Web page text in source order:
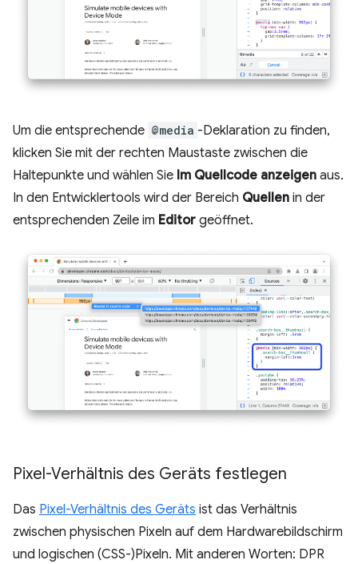
Um die entsprechende @media -Deklaration zu finden,
klicken Sie mit der rechten Maustaste zwischen die
Haltepunkte und wählen Sie Im Quellcode anzeigen aus.
In den Entwicklertools wird der Bereich Quellen in der
entsprechenden Zeile im Editor geöffnet.
Pixel-Verhältnis des Geräts festlegen
Das Pixel-Verhältnis des Geräts ist das Verhältnis
zwischen physischen Pixeln auf dem Hardwarebildschirm
und logischen (CSS-)Pixeln. Mit anderen Worten: DPR